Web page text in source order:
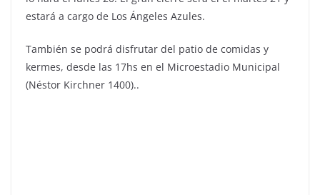
estará a cargo de Los Ángeles Azules.
También se podrá disfrutar del patio de comidas y
kermes, desde las 17hs en el Microestadio Municipal
(Néstor Kirchner 1400)..